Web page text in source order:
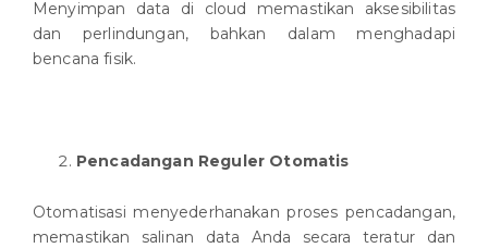
Menyimpan data di cloud memastikan aksesibilitas
dan perlindungan, bahkan dalam menghadapi
bencana fisik.
Pencadangan Reguler Otomatis
Otomatisasi menyederhanakan proses pencadangan,
memastikan salinan data Anda secara teratur dan